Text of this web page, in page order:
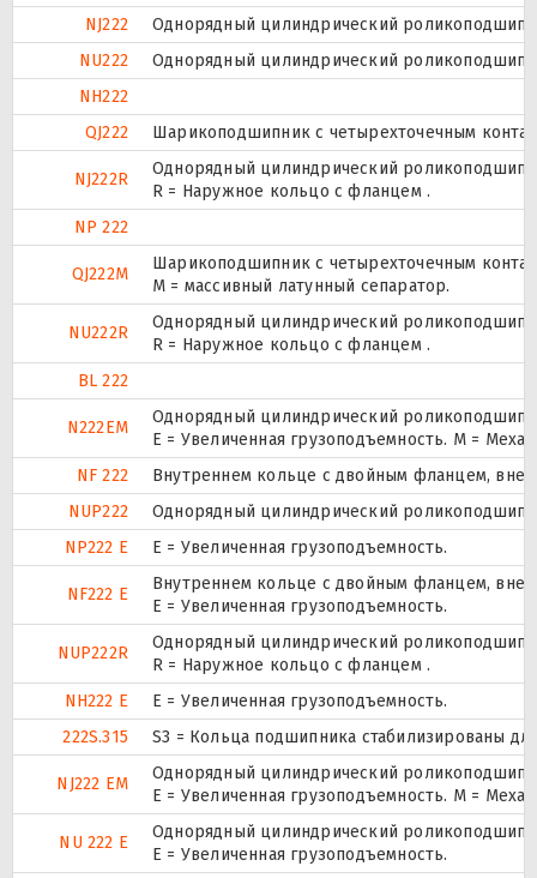
NJ222
Однорядный цилиндрический
NU222
Однорядный цилиндрический
NH222
QJ222
Шарикоподшипник с четырехточечным
NJ222R
Однорядный цилиндрический
R = Наружное кольцо с фланцем .
NP 222
QJ222M
Шарикоподшипник с четырехточечным
M = массивный латунный сепаратор.
NU222R
Однорядный цилиндрический
R = Наружное кольцо с фланцем .
BL 222
N222EM
Однорядный цилиндрический
E = Увеличенная грузоподъемность. М =
NF 222
Внутреннем кольце с двойным фланцем,
NUP222
Однорядный цилиндрический
NP222 E
Е = Увеличенная грузоподъемность.
NF222 E
Внутреннем кольце с двойным фланцем,
Е = Увеличенная грузоподъемность.
NUP222R
Однорядный цилиндрический
R = Наружное кольцо с фланцем .
NH222 E
Е = Увеличенная грузоподъемность.
222S.315
S3 = Кольца подшипника стабилизированы
NJ222 EM
Однорядный цилиндрический
E = Увеличенная грузоподъемность. М =
NU 222 E
Однорядный цилиндрический
Е = Увеличенная грузоподъемность.